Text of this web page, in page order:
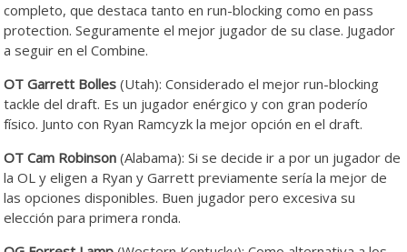
completo, que destaca tanto en run-blocking como en pass
protection. Seguramente el mejor jugador de su clase. Jugador
a seguir en el Combine.
OT Garrett Bolles (Utah): Considerado el mejor run-blocking
tackle del draft. Es un jugador enérgico y con gran poderío
físico. Junto con Ryan Ramcyzk la mejor opción en el draft.
OT Cam Robinson (Alabama): Si se decide ir a por un jugador de
la OL y eligen a Ryan y Garrett previamente sería la mejor de
las opciones disponibles. Buen jugador pero excesiva su
elección para primera ronda.